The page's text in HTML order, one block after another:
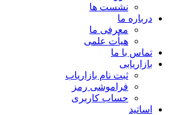
نشست ها
درباره ما
معرفی ما
هیأت علمی
تماس با ما
بازاریابی
ثبت نام بازاریاب
فراموشی رمز
حساب کاربری
اساتید